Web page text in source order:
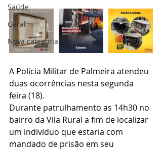
Saúde
Geral
Nova categoria
A Polícia Militar de Palmeira atendeu
duas ocorrências nesta segunda
feira (18).
Durante patrulhamento as 14h30 no
bairro da Vila Rural a fim de localizar
um indivíduo que estaria com
mandado de prisão em seu